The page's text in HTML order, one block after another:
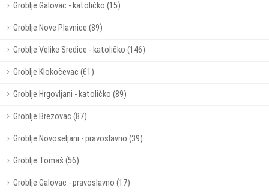
Groblje Galovac - katoličko (15)
Groblje Nove Plavnice (89)
Groblje Velike Sredice - katoličko (146)
Groblje Klokočevac (61)
Groblje Hrgovljani - katoličko (89)
Groblje Brezovac (87)
Groblje Novoseljani - pravoslavno (39)
Groblje Tomaš (56)
Groblje Galovac - pravoslavno (17)